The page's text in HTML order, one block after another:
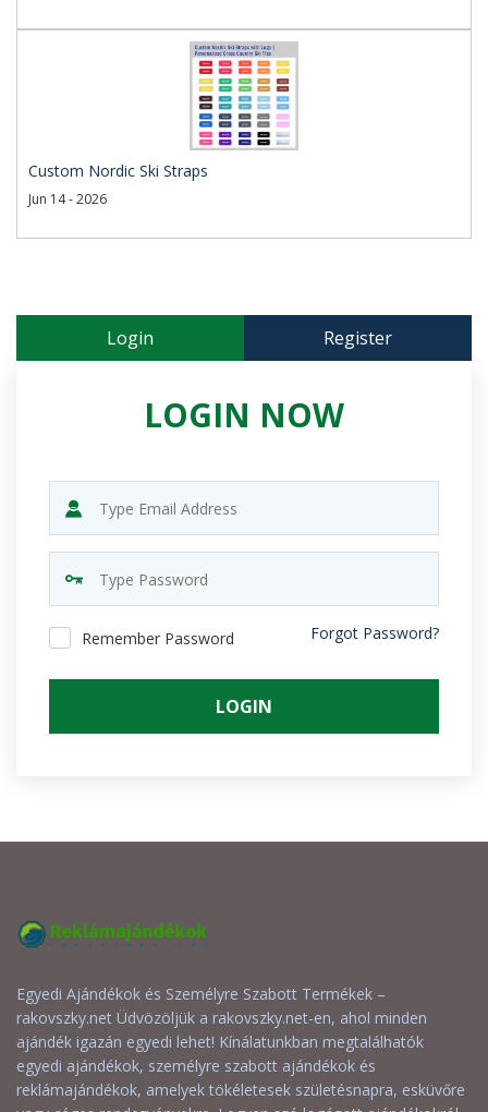
Custom Nordic Ski Straps
Jun 14 - 2026
Login Register
LOGIN NOW
Remember Password Forgot Password?
LOGIN
Egyedi Ajándékok és Személyre Szabott Termékek –
rakovszky.net Üdvözöljük a rakovszky.net-en, ahol minden
ajándék igazán egyedi lehet! Kínálatunkban megtalálhatók
egyedi ajándékok, személyre szabott ajándékok és
reklámajándékok, amelyek tökéletesek születésnapra, esküvőre